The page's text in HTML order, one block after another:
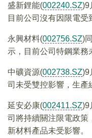
盛新鋰能(002240.SZ)9
目前公司沒有因限電受
永興材料(002756.SZ)
示，目前公司特鋼業務
中礦資源(002738.SZ)9
司未受雙控影響，生產
延安必康(002411.SZ)9
司將持續關注限電政策
新材料產品未受影響。